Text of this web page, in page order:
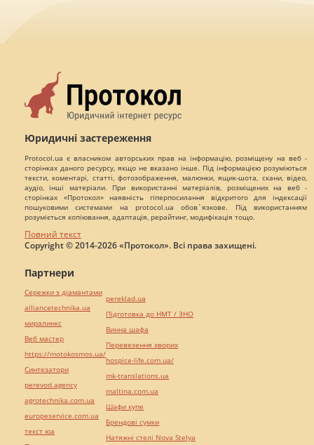
Юридичні застереження
Protocol.ua є власником авторських прав на інформацію, розміщену на веб -
сторінках даного ресурсу, якщо не вказано інше. Під інформацією розуміються
тексти, коментарі, статті, фотозображення, малюнки, ящик-шота, скани, відео,
аудіо, інші матеріали. При використанні матеріалів, розміщених на веб -
сторінках «Протокол» наявність гіперпосилання відкритого для індексації
пошуковими системами на protocol.ua обов`язкове. Під використанням
розуміється копіювання, адаптація, рерайтинг, модифікація тощо.
Повний текст
Copyright © 2014-2026 «Протокол». Всі права захищені.
Партнери
Сережки з діамантами
alliancetechnika.ua
миралинкс
Веб мастер
https://motokosmos.ua/
Синтезатори
perevod.agency
agrotechnika.com.ua
europeservice.com.ua
текст юа
pereklad.ua
Підготовка до НМТ / ЗНО
Винна шафа
Перевезення хворих
hospice-life.com.ua/
mk-translations.ua
maltina.com.ua
Шафи купе
Брендові сумки
Натяжні стелі Nova Stelya